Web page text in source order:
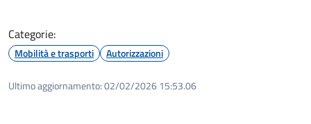
Categorie:
Mobilità e trasporti Autorizzazioni
Ultimo aggiornamento:02/02/2026 15:53.06